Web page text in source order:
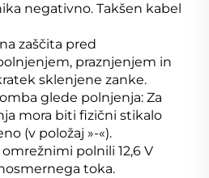
negativno. Takšen kabel
zaščita pred
praznjenjem in
sklenjene zanke.
glede polnjenja: Za
mora biti fizični stikalo
(v položaj »-«).
polnili 12,6 V
toka.